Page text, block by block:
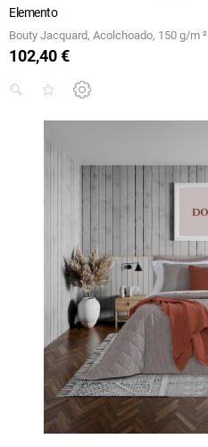
Elemento
Bouty Jacquard, Acolchoado, 150 g/m ²
Preço
102,40 €